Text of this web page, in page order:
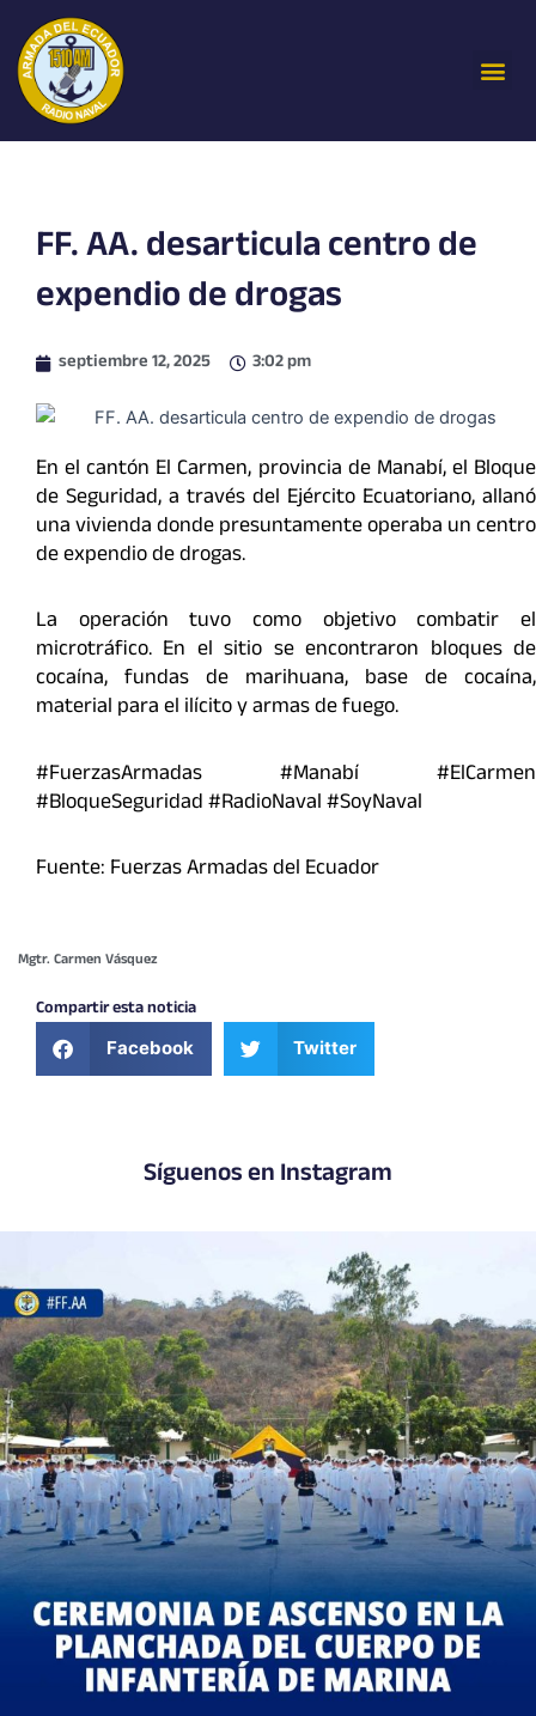
contenido
FF. AA. desarticula centro de
expendio de drogas
septiembre 12, 2025 3:02 pm
En el cantón El Carmen, provincia de Manabí, el Bloque
de Seguridad, a través del Ejército Ecuatoriano, allanó
una vivienda donde presuntamente operaba un centro
de expendio de drogas.
La operación tuvo como objetivo combatir el
microtráfico. En el sitio se encontraron bloques de
cocaína, fundas de marihuana, base de cocaína,
material para el ilícito y armas de fuego.
#FuerzasArmadas #Manabí #ElCarmen
#BloqueSeguridad #RadioNaval #SoyNaval
Fuente: Fuerzas Armadas del Ecuador
Mgtr. Carmen Vásquez
Compartir esta noticia
Facebook Twitter
Síguenos en Instagram